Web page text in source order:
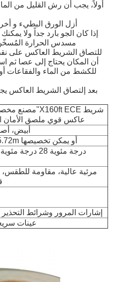
2أزل الورق البطيء و
مسدس الحرارة المُسخّن
أن المكان يحتاج إلى عصا ثم
للكشط من الماء والفقاعات
عاكس قوي ملصق الأمان
أبيض،
القياسية: 0.05m * 45.72m أو يمكن تخصيصها
مرئية عالية، مقاومة للطقس،
إشارات المرور وشرائط التحذير
عينات